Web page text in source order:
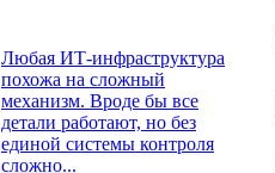
Любая ИТ-инфраструктура
похожа на сложный
механизм. Вроде бы все
детали работают, но без
единой системы контроля
сложно...